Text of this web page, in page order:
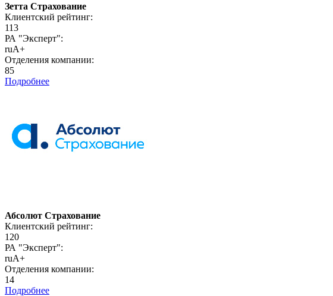
Зетта Страхование
Клиентский рейтинг:
113
РА "Эксперт":
ruA+
Отделения компании:
85
Подробнее
Абсолют Страхование
Клиентский рейтинг:
120
РА "Эксперт":
ruA+
Отделения компании:
14
Подробнее